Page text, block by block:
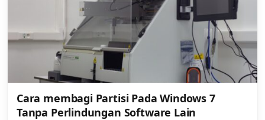
Cara membagi Partisi Pada Windows 7
Tanpa Perlindungan Software Lain